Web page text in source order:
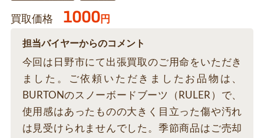
買取価格 1000円
担当バイヤーからのコメント
今回は日野市にて出張買取のご用命をいただき
ました。ご依頼いただきましたお品物は、
BURTONのスノーボードブーツ（RULER）で、
使用感はあったものの大きく目立った傷や汚れ
は見受けられませんでした。季節商品はご売却